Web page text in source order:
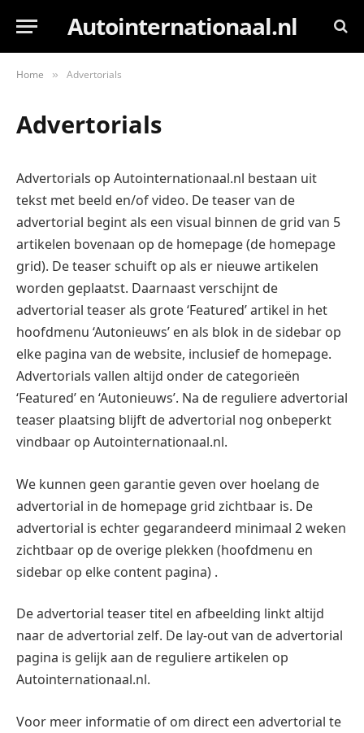
Autointernationaal.nl
Home » Advertorials
Advertorials
Advertorials op Autointernationaal.nl bestaan uit
tekst met beeld en/of video. De teaser van de
advertorial begint als een visual binnen de grid van 5
artikelen bovenaan op de homepage (de homepage
grid). De teaser schuift op als er nieuwe artikelen
worden geplaatst. Daarnaast verschijnt de
advertorial teaser als grote ‘Featured’ artikel in het
hoofdmenu ‘Autonieuws’ en als blok in de sidebar op
elke pagina van de website, inclusief de homepage.
Advertorials vallen altijd onder de categorieën
‘Featured’ en ‘Autonieuws’. Na de reguliere advertorial
teaser plaatsing blijft de advertorial nog onbeperkt
vindbaar op Autointernationaal.nl.
We kunnen geen garantie geven over hoelang de
advertorial in de homepage grid zichtbaar is. De
advertorial is echter gegarandeerd minimaal 2 weken
zichtbaar op de overige plekken (hoofdmenu en
sidebar op elke content pagina) .
De advertorial teaser titel en afbeelding linkt altijd
naar de advertorial zelf. De lay-out van de advertorial
pagina is gelijk aan de reguliere artikelen op
Autointernationaal.nl.
Voor meer informatie of om direct een advertorial te